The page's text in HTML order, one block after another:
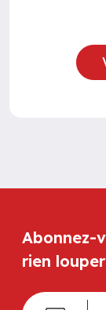
Abonnez-
rien